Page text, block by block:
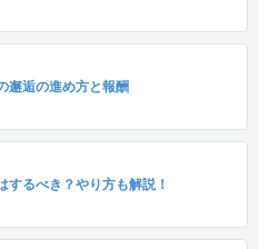
邂逅の進め方と報酬
するべき？やり方も解説！